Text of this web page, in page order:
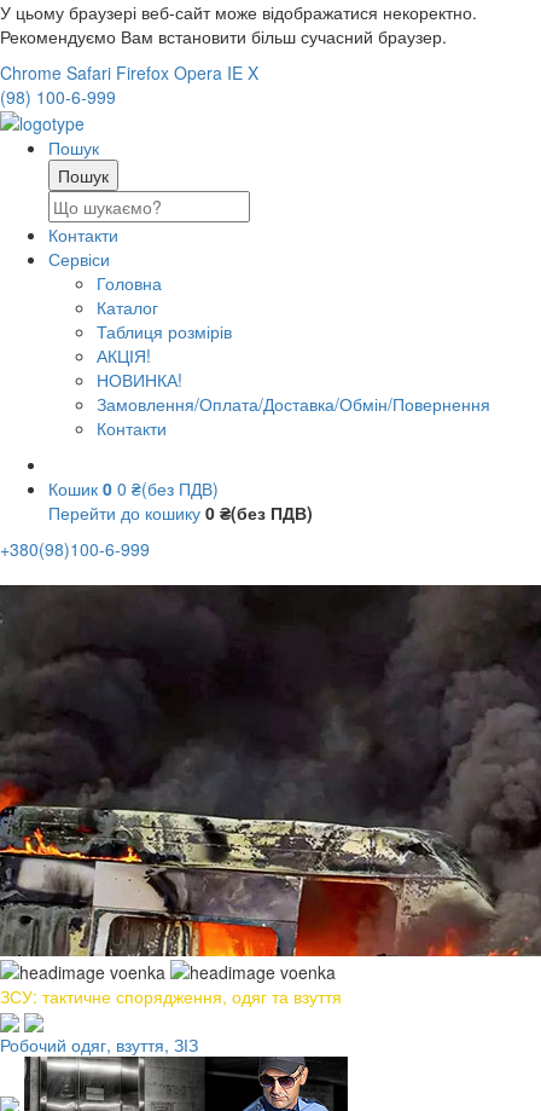
У цьому браузері веб-сайт може відображатися некоректно.
Рекомендуємо Вам встановити більш сучасний браузер.
Chrome Safari Firefox Opera IE X
(98) 100-6-999
Пошук
Контакти
Сервіси
Головна
Каталог
Таблиця розмірів
АКЦІЯ!
НОВИНКА!
Замовлення/Оплата/Доставка/Обмін/Повернення
Контакти
Кошик 0 0 ₴(без ПДВ)
Перейти до кошику 0 ₴(без ПДВ)
+380(98)100-6-999
ЗСУ: тактичне спорядження, одяг та взуття
Робочий одяг, взуття, ЗІЗ